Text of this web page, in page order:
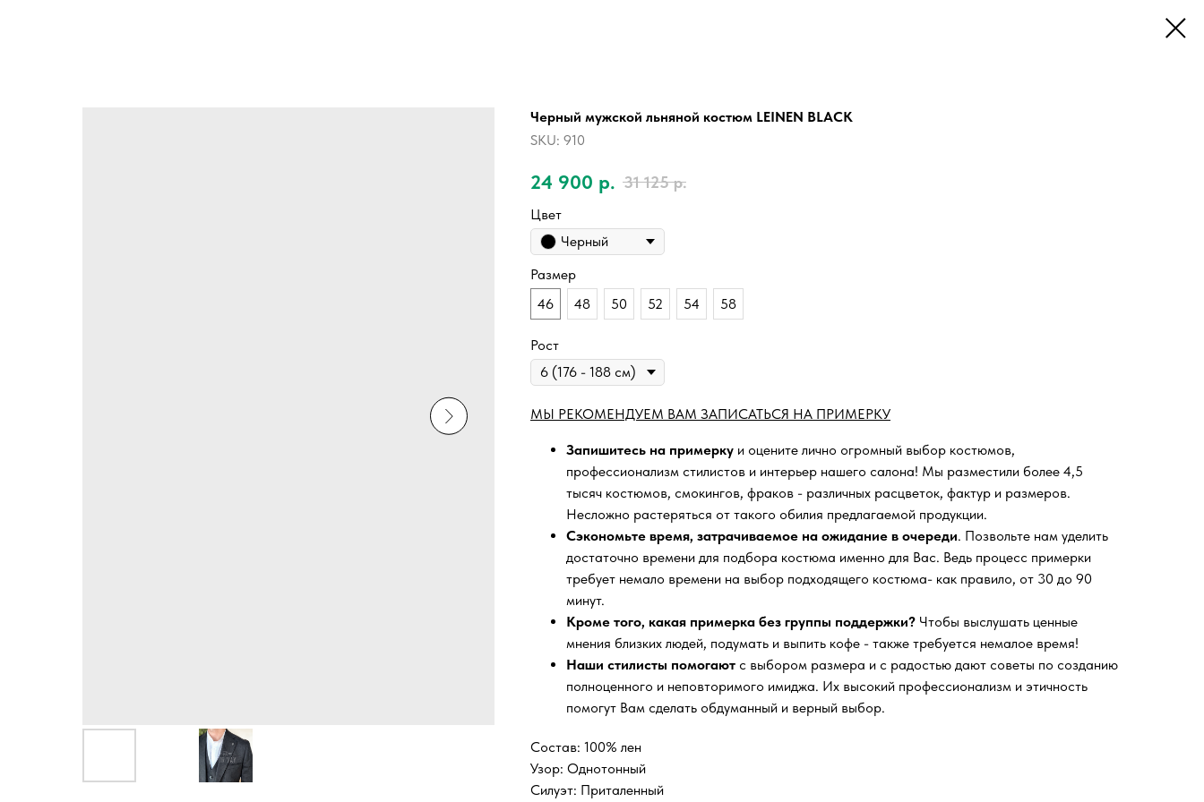
Черный мужской льняной костюм LEINEN BLACK
SKU: 910
24 900 р. 31 125 р.
Цвет
Черный
Размер
46
48 50 52 54 58
Рост
МЫ РЕКОМЕНДУЕМ ВАМ ЗАПИСАТЬСЯ НА ПРИМЕРКУ
Запишитесь на примерку и оцените лично огромный выбор костюмов,
профессионализм стилистов и интерьер нашего салона! Мы разместили более 4,5
тысяч костюмов, смокингов, фраков - различных расцветок, фактур и размеров.
Несложно растеряться от такого обилия предлагаемой продукции.
Сэкономьте время, затрачиваемое на ожидание в очереди. Позвольте нам уделить
достаточно времени для подбора костюма именно для Вас. Ведь процесс примерки
требует немало времени на выбор подходящего костюма- как правило, от 30 до 90
минут.
Кроме того, какая примерка без группы поддержки? Чтобы выслушать ценные
мнения близких людей, подумать и выпить кофе - также требуется немалое время!
Наши стилисты помогают с выбором размера и с радостью дают советы по созданию
полноценного и неповторимого имиджа. Их высокий профессионализм и этичность
помогут Вам сделать обдуманный и верный выбор.
Состав: 100% лен
Узор: Однотонный
Силуэт: Приталенный